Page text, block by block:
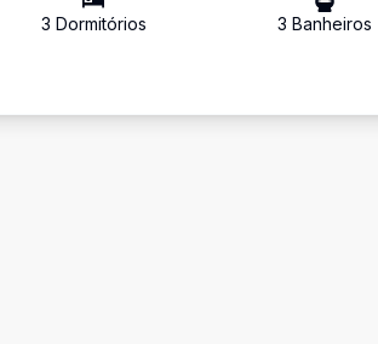
3 Dormitórios 3 Banheiros